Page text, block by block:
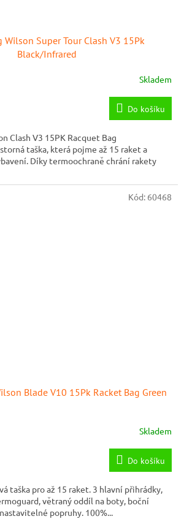
Wilson Super Tour Clash V3 15Pk
Black/Infrared
Skladem
Do košíku
Clash V3 15PK Racquet Bag
taška, která pojme až 15 raket a
Díky termoochraně chrání rakety
Blade V10 15Pk Racket Bag Green
Skladem
Do košíku
taška pro až 15 raket. 3 hlavní přihrádky,
větraný oddíl na boty, boční
popruhy. 100%...
Kód: 60468